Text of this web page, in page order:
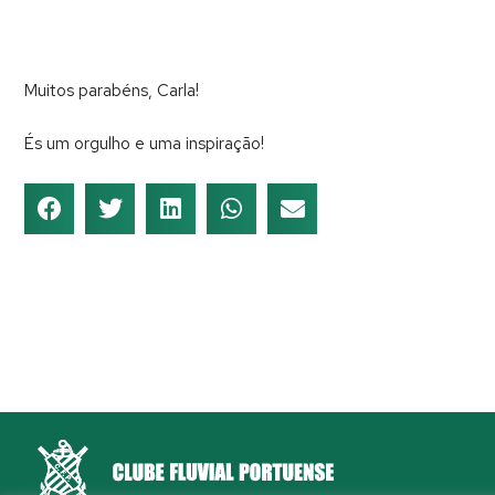
Muitos parabéns, Carla!
És um orgulho e uma inspiração!